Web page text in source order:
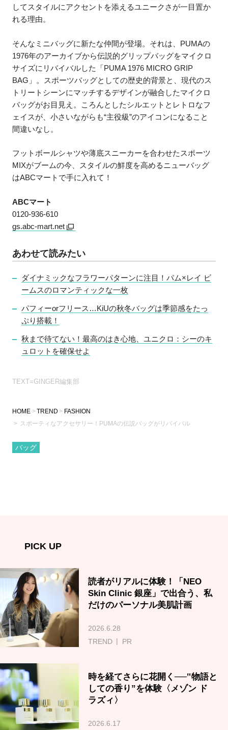
してスタイルにアクセントを添えるユニークさが一目置か
れる理由。
そんなミニバッグに新たな仲間が登場。それは、PUMAの
1976年のアーカイブから伝説的グリップバッグをマイクロ
サイズにリバイバルした「PUMA 1976 MICRO GRIP
BAG」。スポーツバッグとしての歴史的背景と、現代のス
トリートシーンにマッチするデザインが融合したマイクロ
バッグがお目見え。ころんとしたシルエットとレトロなフ
ェイスが、小さいながらも“主役級”のアイコンになること
間違いなし。
フットボールシャツや薄底スニーカーを合わせたスポーツ
MIXがブームの今、スタイルの鮮度を高めるニューバッグ
はABCマートで手に入れて！
ABCマート
0120-936-610
gs.abc-mart.net
あわせて読みたい
ダイナミックなフラワーパターンに注目！パム×レイ ビ
ームスのロマンティックな一枚
パフィーorフリース…KiUの秋冬バッグは季節感をたっ
ぷり搭載！
秋まで待てない！最高のはき心地、ユニクロ：シーのキ
ュロットを確保せよ
TEXT=GINGER編集部
HOME TREND
FASHION
スポーティなアクセサリー！PUMAの伝説バッグがリバイバル
バッグ
PICK UP
読者がリアルに体験！「NEO
Skin Clinic 銀座」で出合う、私
だけのパーソナル美肌計画
2026.6.28
TREND
PR
時を経てさらに花開く──‟物語と
しての香り”を体験〈メゾン ド
ラズィ〉
2026.6.17